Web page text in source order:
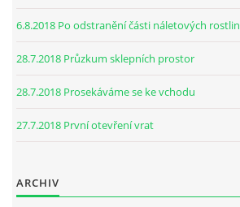
6.8.2018 Po odstranění části náletových rostlin
28.7.2018 Průzkum sklepních prostor
28.7.2018 Prosekáváme se ke vchodu
27.7.2018 První otevření vrat
ARCHIV